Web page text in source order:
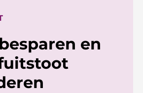
en